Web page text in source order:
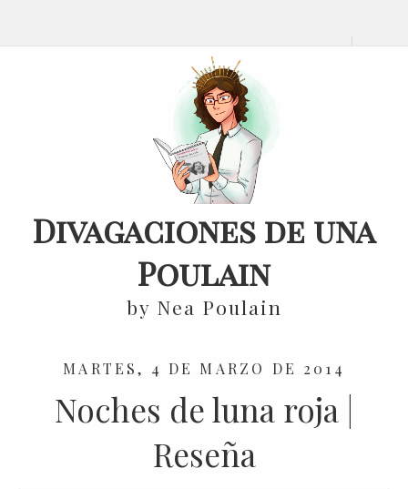
Divagaciones de una
Poulain
by Nea Poulain
MARTES, 4 DE MARZO DE 2014
Noches de luna roja |
Reseña